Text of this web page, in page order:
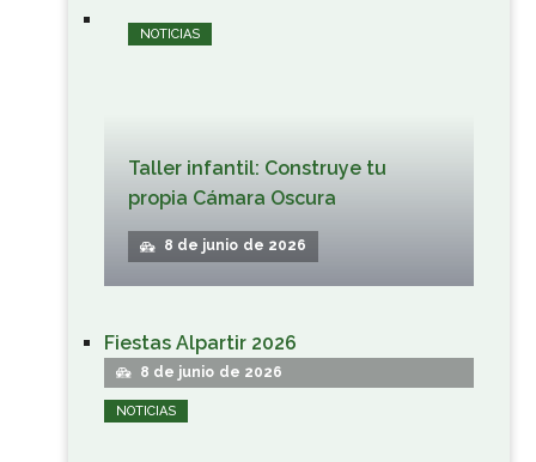
Taller infantil: Construye tu
propia Cámara Oscura
8 de junio de 2026
NOTICIAS
Fiestas Alpartir 2026
8 de junio de 2026
NOTICIAS